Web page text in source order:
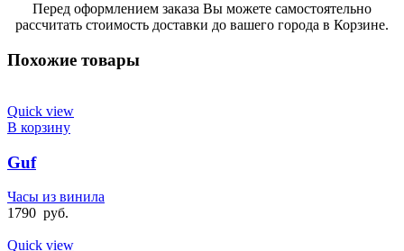
Перед оформлением заказа Вы можете самостоятельно
рассчитать стоимость доставки до вашего города в Корзине.
Похожие товары
Quick view
В корзину
Guf
Часы из винила
1790 руб.
Quick view